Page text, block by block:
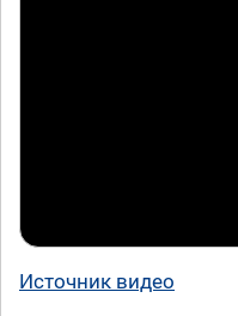
Источник видео